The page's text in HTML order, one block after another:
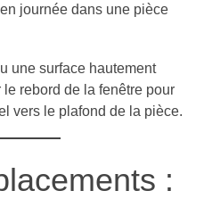
journée dans une pièce
une surface hautement
rebord de la fenêtre pour
vers le plafond de la pièce.
: